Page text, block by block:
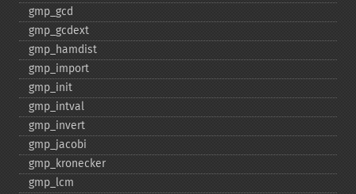
gmp_​gcd
gmp_​gcdext
gmp_​hamdist
gmp_​import
gmp_​init
gmp_​intval
gmp_​invert
gmp_​jacobi
gmp_​kronecker
gmp_​lcm